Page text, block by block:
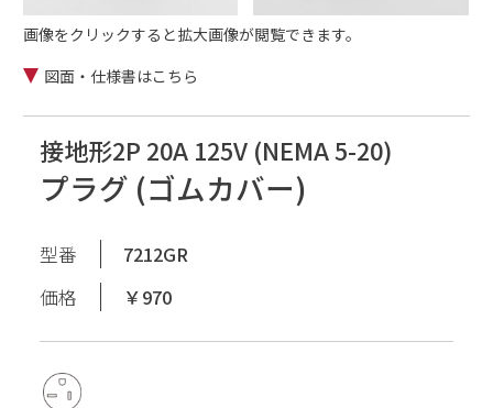
画像をクリックすると拡大画像が閲覧できます。
図面・仕様書はこちら
接地形2P 20A 125V (NEMA 5-20)
プラグ (ゴムカバー)
型番
7212GR
価格
￥970